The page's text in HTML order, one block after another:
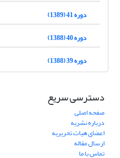
دوره 41 (1389)
دوره 40 (1388)
دوره 39 (1388)
دسترسی سریع
صفحه اصلی
درباره نشریه
اعضای هیات تحریریه
ارسال مقاله
تماس با ما